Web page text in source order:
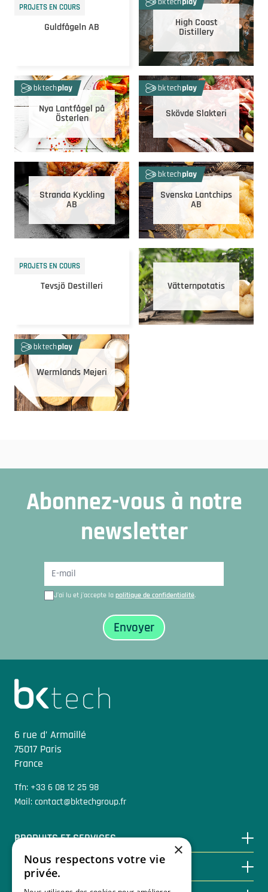
PROJETS EN COURS
Guldfågeln AB High Coast
Distillery
Nya Lantfågel på
Österlen Skövde Slakteri
Stranda Kyckling
AB
Svenska Lantchips
AB
PROJETS EN COURS
Tevsjö Destilleri Vätternpotatis
Wermlands Mejeri
Abonnez-vous à notre
newsletter
J'ai lu et j'accepte la politique de confidentialité.
Sidfot
6 rue d’ Armaillé
75017 Paris
France
Tfn: +33 6 08 12 25 98
Mail: contact@bktechgroup.fr
PRODUITS ET SERVICES
ÉCONOMISER GRÂCE À LA BIOÉNERGIE
×
Nous respectons votre vie
privée.